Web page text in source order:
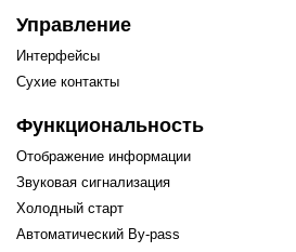
Управление
Интерфейсы
Сухие контакты
Функциональность
Отображение информации
Звуковая сигнализация
Холодный старт
Автоматический By-pass